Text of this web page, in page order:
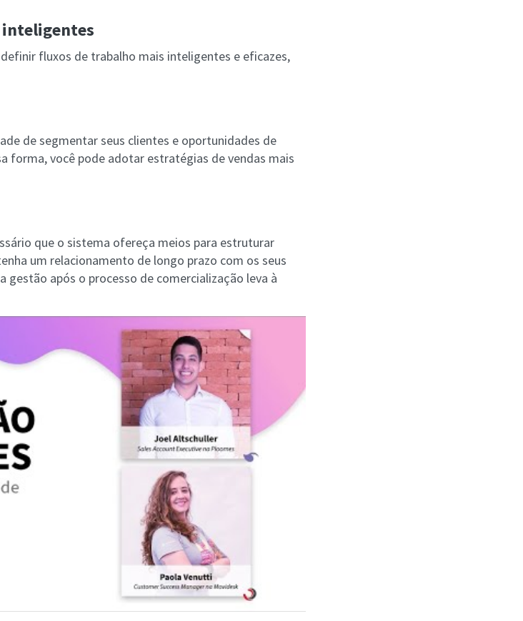
inteligentes
fluxos de trabalho mais inteligentes e eficazes,
de segmentar seus clientes e oportunidades de
forma, você pode adotar estratégias de vendas mais
que o sistema ofereça meios para estruturar
um relacionamento de longo prazo com os seus
gestão após o processo de comercialização leva à